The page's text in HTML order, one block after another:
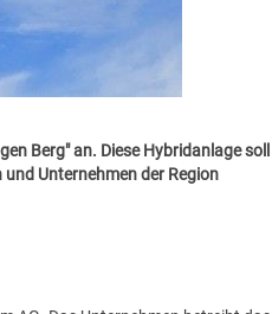
Berg" an. Diese Hybridanlage soll
Unternehmen der Region